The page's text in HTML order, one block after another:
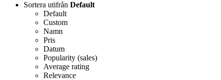
Sortera utifrån Default
Default
Custom
Namn
Pris
Datum
Popularity (sales)
Average rating
Relevance